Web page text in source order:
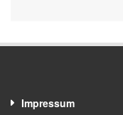
Impressum